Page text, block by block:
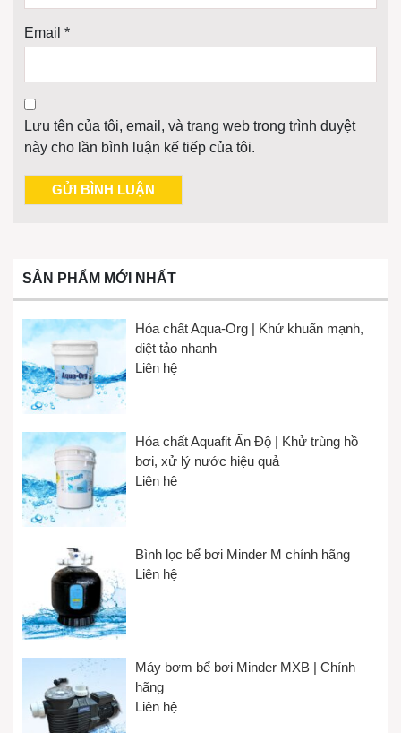
Email *
Lưu tên của tôi, email, và trang web trong trình duyệt
này cho lần bình luận kế tiếp của tôi.
SẢN PHẨM MỚI NHẤT
Hóa chất Aqua-Org | Khử khuẩn mạnh,
diệt tảo nhanh
Liên hệ
Hóa chất Aquafit Ấn Độ | Khử trùng hồ
bơi, xử lý nước hiệu quả
Liên hệ
Bình lọc bể bơi Minder M chính hãng
Liên hệ
Máy bơm bể bơi Minder MXB | Chính
hãng
Liên hệ